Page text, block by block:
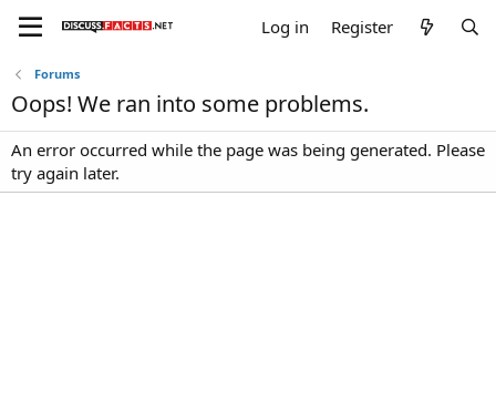
Log in Register
Forums
Oops! We ran into some problems.
An error occurred while the page was being generated. Please
try again later.